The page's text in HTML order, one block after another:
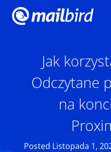
Jak
Odczytane
na
Posted Listopada 1,